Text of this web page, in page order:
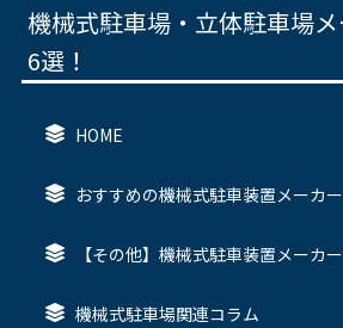
機械式駐車場・立体駐車場
6選！
HOME
おすすめの機械式駐車装置メーカー
【その他】機械式駐車装置メーカ
機械式駐車場関連コラム